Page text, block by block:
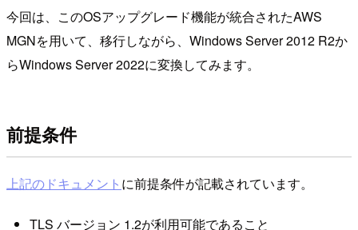
今回は、このOSアップグレード機能が統合されたAWS
MGNを用いて、移行しながら、Windows Server 2012 R2か
らWindows Server 2022に変換してみます。
前提条件
上記のドキュメント に前提条件が記載されています。
TLS バージョン 1.2が利用可能であること